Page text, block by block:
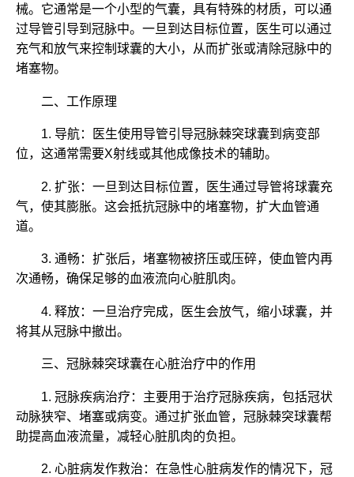
械。它通常是一个小型的气囊，具有特殊的材质，可以通
过导管引导到冠脉中。一旦到达目标位置，医生可以通过
充气和放气来控制球囊的大小，从而扩张或清除冠脉中的
堵塞物。
二、工作原理
1. 导航：医生使用导管引导冠脉棘突球囊到病变部
位，这通常需要X射线或其他成像技术的辅助。
2. 扩张：一旦到达目标位置，医生通过导管将球囊充
气，使其膨胀。这会抵抗冠脉中的堵塞物，扩大血管通
道。
3. 通畅：扩张后，堵塞物被挤压或压碎，使血管内再
次通畅，确保足够的血液流向心脏肌肉。
4. 释放：一旦治疗完成，医生会放气，缩小球囊，并
将其从冠脉中撤出。
三、冠脉棘突球囊在心脏治疗中的作用
1. 冠脉疾病治疗：主要用于治疗冠脉疾病，包括冠状
动脉狭窄、堵塞或病变。通过扩张血管，冠脉棘突球囊帮
助提高血液流量，减轻心脏肌肉的负担。
2. 心脏病发作救治：在急性心脏病发作的情况下，冠